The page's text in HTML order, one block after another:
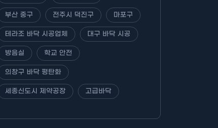
부산 중구 전주시 덕진구 마포구
테라조 바닥 시공업체 대구 바닥 시공
방음실 학교 안전
의창구 바닥 평탄화
세종신도시 제약공장 고급바닥